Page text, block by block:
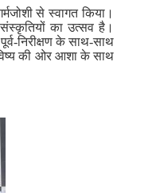
से स्वागत किया।
का उत्सव है।
निरीक्षण के साथ-साथ
की ओर आशा के साथ